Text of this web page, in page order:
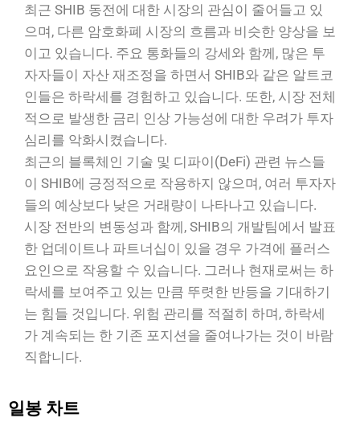
최근 SHIB 동전에 대한 시장의 관심이 줄어들고 있
으며, 다른 암호화폐 시장의 흐름과 비슷한 양상을 보
이고 있습니다. 주요 통화들의 강세와 함께, 많은 투
자자들이 자산 재조정을 하면서 SHIB와 같은 알트코
인들은 하락세를 경험하고 있습니다. 또한, 시장 전체
적으로 발생한 금리 인상 가능성에 대한 우려가 투자
심리를 악화시켰습니다.
최근의 블록체인 기술 및 디파이(DeFi) 관련 뉴스들
이 SHIB에 긍정적으로 작용하지 않으며, 여러 투자자
들의 예상보다 낮은 거래량이 나타나고 있습니다.
시장 전반의 변동성과 함께, SHIB의 개발팀에서 발표
한 업데이트나 파트너십이 있을 경우 가격에 플러스
요인으로 작용할 수 있습니다. 그러나 현재로써는 하
락세를 보여주고 있는 만큼 뚜렷한 반등을 기대하기
는 힘들 것입니다. 위험 관리를 적절히 하며, 하락세
가 계속되는 한 기존 포지션을 줄여나가는 것이 바람
직합니다.
일봉 차트